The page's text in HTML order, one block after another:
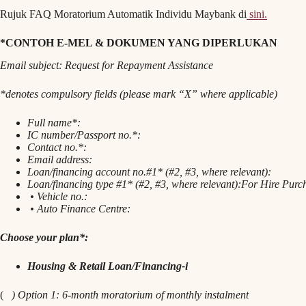
Rujuk FAQ Moratorium Automatik Individu Maybank di sini.
*CONTOH E-MEL & DOKUMEN YANG DIPERLUKAN
Email subject: Request for Repayment Assistance
*denotes compulsory fields (please mark “X” where applicable)
Full name*:
IC number/Passport no.*:
Contact no.*:
Email address:
Loan/financing account no.#1* (#2, #3, where relevant):
Loan/financing type #1* (#2, #3, where relevant):For Hire
• Vehicle no.:
• Auto Finance Centre:
Choose your plan*:
Housing & Retail Loan/Financing-i
( ) Option 1: 6-month moratorium of monthly instalment